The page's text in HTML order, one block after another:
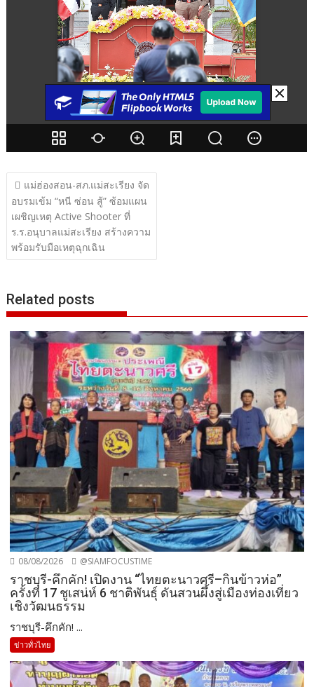
แนะแนว
เรื่อง
แม่ฮ่องสอน-สภ.แม่สะเรียง จัด
อบรมเข้ม “หนี ซ่อน สู้” ซ้อมแผน
เผชิญเหตุ Active Shooter ที่
ร.ร.อนุบาลแม่สะเรียง สร้างความ
พร้อมรับมือเหตุฉุกเฉิน
Related posts
08/08/2026 @SIAMFOCUSTIME
ราชบุรี-คึกคัก! เปิดงาน “ไทยตะนาวศรี–กินข้าวห่อ”
ครั้งที่ 17 ชูเสน่ห์ 6 ชาติพันธุ์ ดันสวนผึ้งสู่เมืองท่องเที่ยว
เชิงวัฒนธรรม
ราชบุรี-คึกคัก! ...
ข่าวทั่วไทย